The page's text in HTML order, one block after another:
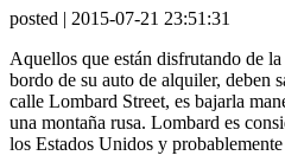
posted | 2015-07-21 23:51:31
Aquellos que están disfrutando de
bordo de su auto de alquiler, deben
calle Lombard Street, es bajarla
una montaña rusa. Lombard es
los Estados Unidos y